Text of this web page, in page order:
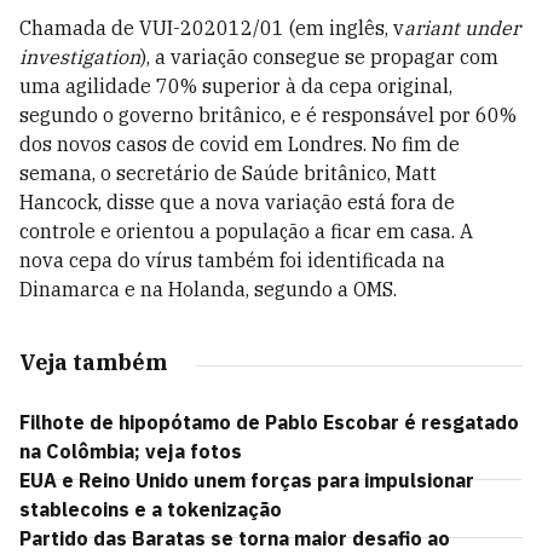
Chamada de VUI-202012/01 (em inglês, variant under
investigation), a variação consegue se propagar com
uma agilidade 70% superior à da cepa original,
segundo o governo britânico, e é responsável por 60%
dos novos casos de covid em Londres. No fim de
semana, o secretário de Saúde britânico, Matt
Hancock, disse que a nova variação está fora de
controle e orientou a população a ficar em casa. A
nova cepa do vírus também foi identificada na
Dinamarca e na Holanda, segundo a OMS.
Veja também
Filhote de hipopótamo de Pablo Escobar é resgatado
na Colômbia; veja fotos
EUA e Reino Unido unem forças para impulsionar
stablecoins e a tokenização
Partido das Baratas se torna maior desafio ao